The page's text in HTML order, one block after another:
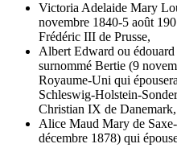
Victoria Adelaide Mary
novembre 1840-5 août
Frédéric III de Prusse,
Albert Edward ou
surnommé Bertie (9
Royaume-Uni qui
Schleswig-Holstein-
Christian IX de Danemark,
Alice Maud Mary de
décembre 1878) qui